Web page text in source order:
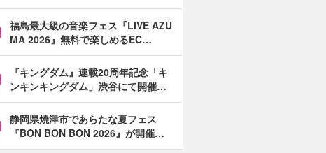
福島最大級の音楽フェス『LIVE AZU
MA 2026』無料で楽しめるEC…
『キングダム』連載20周年記念「キ
ンキンキングダム」渋谷にて開催…
静岡県焼津市であらたな夏フェス
『BON BON BON 2026』が開催…